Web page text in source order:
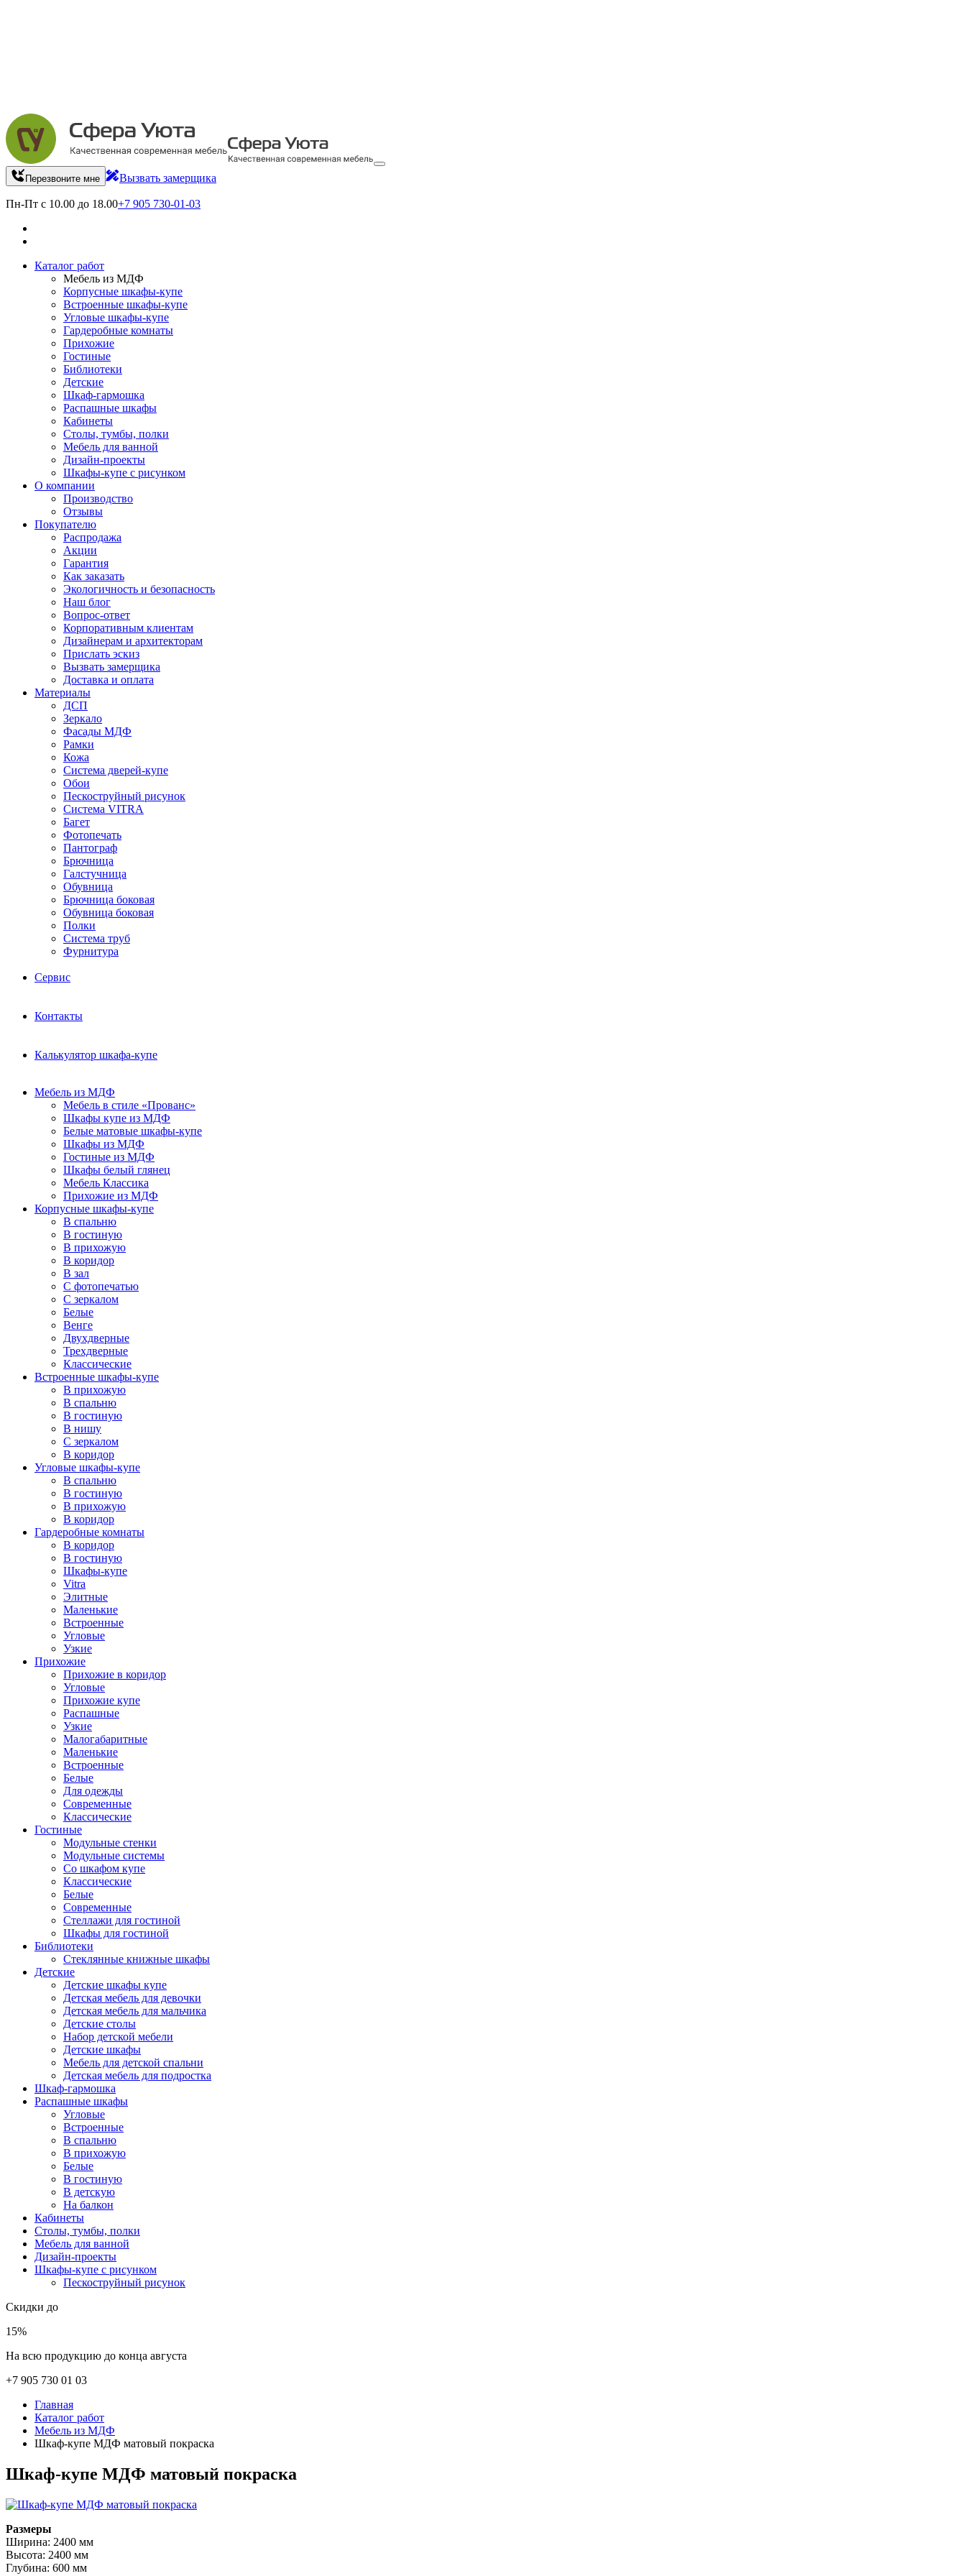
Перезвоните мне Вызвать замерщика
Пн-Пт с 10.00 до 18.00+7 905 730-01-03
Каталог работ
Мебель из МДФ
Корпусные шкафы-купе
Встроенные шкафы-купе
Угловые шкафы-купе
Гардеробные комнаты
Прихожие
Гостиные
Библиотеки
Детские
Шкаф-гармошка
Распашные шкафы
Кабинеты
Столы, тумбы, полки
Мебель для ванной
Дизайн-проекты
Шкафы-купе с рисунком
О компании
Производство
Отзывы
Покупателю
Распродажа
Акции
Гарантия
Как заказать
Экологичность и безопасность
Наш блог
Вопрос-ответ
Корпоративным клиентам
Дизайнерам и архитекторам
Прислать эскиз
Вызвать замерщика
Доставка и оплата
Материалы
ДСП
Зеркало
Фасады МДФ
Рамки
Кожа
Система дверей-купе
Обои
Пескоструйный рисунок
Система VITRA
Багет
Фотопечать
Пантограф
Брючница
Галстучница
Обувница
Брючница боковая
Обувница боковая
Полки
Система труб
Фурнитура
Сервис
Контакты
Калькулятор шкафа-купе
Мебель из МДФ
Мебель в стиле «Прованс»
Шкафы купе из МДФ
Белые матовые шкафы-купе
Шкафы из МДФ
Гостиные из МДФ
Шкафы белый глянец
Мебель Классика
Прихожие из МДФ
Корпусные шкафы-купе
В спальню
В гостиную
В прихожую
В коридор
В зал
С фотопечатью
С зеркалом
Белые
Венге
Двухдверные
Трехдверные
Классические
Встроенные шкафы-купе
В прихожую
В спальню
В гостиную
В нишу
С зеркалом
В коридор
Угловые шкафы-купе
В спальню
В гостиную
В прихожую
В коридор
Гардеробные комнаты
В коридор
В гостиную
Шкафы-купе
Vitra
Элитные
Маленькие
Встроенные
Угловые
Узкие
Прихожие
Прихожие в коридор
Угловые
Прихожие купе
Распашные
Узкие
Малогабаритные
Маленькие
Встроенные
Белые
Для одежды
Современные
Классические
Гостиные
Модульные стенки
Модульные системы
Со шкафом купе
Классические
Белые
Современные
Стеллажи для гостиной
Шкафы для гостиной
Библиотеки
Стеклянные книжные шкафы
Детские
Детские шкафы купе
Детская мебель для девочки
Детская мебель для мальчика
Детские столы
Набор детской мебели
Детские шкафы
Мебель для детской спальни
Детская мебель для подростка
Шкаф-гармошка
Распашные шкафы
Угловые
Встроенные
В спальню
В прихожую
Белые
В гостиную
В детскую
На балкон
Кабинеты
Столы, тумбы, полки
Мебель для ванной
Дизайн-проекты
Шкафы-купе с рисунком
Пескоструйный рисунок
Скидки до
15%
На всю продукцию до конца августа
+7 905 730 01 03
Главная
Каталог работ
Мебель из МДФ
Шкаф-купе МДФ матовый покраска
Шкаф-купе МДФ матовый покраска
Размеры
Ширина: 2400 мм
Высота: 2400 мм
Глубина: 600 мм